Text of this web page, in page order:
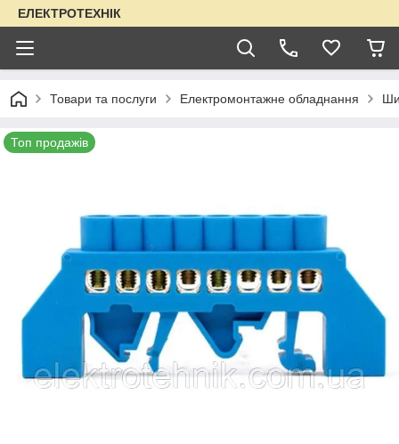
ЕЛЕКТРОТЕХНІК
Товари та послуги Електромонтажне обладнання
Топ продажів